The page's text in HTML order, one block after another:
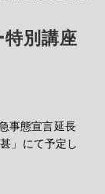
別講座
事態宣言延長
」にて予定し